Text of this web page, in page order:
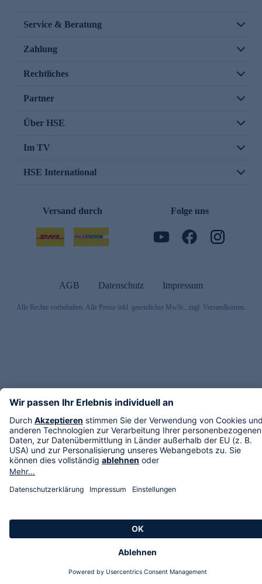
Service & Beratung
Zahlung
Rechtliches
Partner
Über HSE
Im TV
HSE International
Versand durch Folge uns
AGB Datenschutz Impressum
Alle Rechte vorbehalten. Alle Preise inkl. gesetzlicher MwSt., zzgl. Versandkosten.